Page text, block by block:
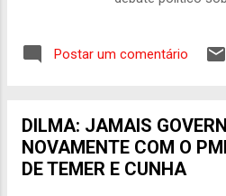
aconteceu na
após a denúncia
além do círculo
histórica do
torno de Luiz
dizer que não há
Postar um comentário
DILMA: JAMAIS
NOVAMENTE COM O
DE TEMER E CUNHA